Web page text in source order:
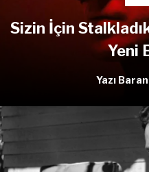
Sizin İçin
Yeni
Yazı